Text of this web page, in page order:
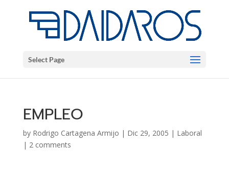
Select Page
EMPLEO
by Rodrigo Cartagena Armijo | Dic 29, 2005 | Laboral
| 2 comments